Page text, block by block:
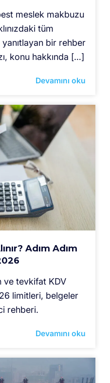
meslek makbuzu
tüm
bir rehber
konu hakkında […]
Devamını oku
Adım Adım
ve tevkifat KDV
limitleri, belgeler
rehberi.
Devamını oku